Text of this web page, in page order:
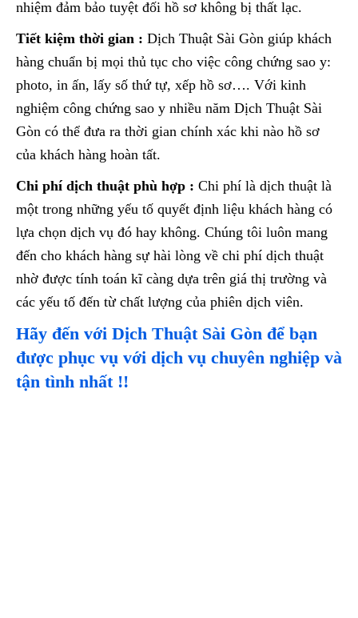
nhiệm đảm bảo tuyệt đối hồ sơ không bị thất lạc.
Tiết kiệm thời gian : Dịch Thuật Sài Gòn giúp khách
hàng chuẩn bị mọi thủ tục cho việc công chứng sao y:
photo, in ấn, lấy số thứ tự, xếp hồ sơ…. Với kinh
nghiệm công chứng sao y nhiều năm Dịch Thuật Sài
Gòn có thể đưa ra thời gian chính xác khi nào hồ sơ
của khách hàng hoàn tất.
Chi phí dịch thuật phù hợp : Chi phí là dịch thuật là
một trong những yếu tố quyết định liệu khách hàng có
lựa chọn dịch vụ đó hay không. Chúng tôi luôn mang
đến cho khách hàng sự hài lòng về chi phí dịch thuật
nhờ được tính toán kĩ càng dựa trên giá thị trường và
các yếu tố đến từ chất lượng của phiên dịch viên.
Hãy đến với Dịch Thuật Sài Gòn để bạn
được phục vụ với dịch vụ chuyên nghiệp và
tận tình nhất !!